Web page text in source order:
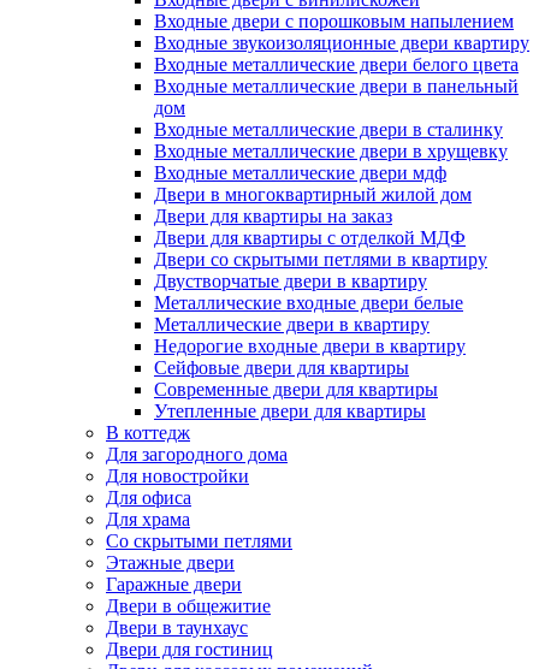
Входные двери с порошковым напылением
Входные звукоизоляционные двери квартиру
Входные металлические двери белого цвета
Входные металлические двери в панельный
дом
Входные металлические двери в сталинку
Входные металлические двери в хрущевку
Входные металлические двери мдф
Двери в многоквартирный жилой дом
Двери для квартиры на заказ
Двери для квартиры с отделкой МДФ
Двери со скрытыми петлями в квартиру
Двустворчатые двери в квартиру
Металлические входные двери белые
Металлические двери в квартиру
Недорогие входные двери в квартиру
Сейфовые двери для квартиры
Современные двери для квартиры
Утепленные двери для квартиры
В коттедж
Для загородного дома
Для новостройки
Для офиса
Для храма
Со скрытыми петлями
Этажные двери
Гаражные двери
Двери в общежитие
Двери в таунхаус
Двери для гостиниц